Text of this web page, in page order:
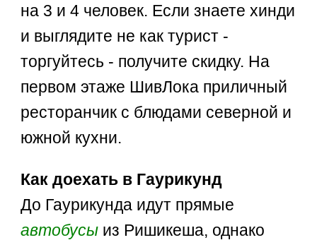
на 3 и 4 человек. Если знаете хинди
и выглядите не как турист -
торгуйтесь - получите скидку. На
первом этаже ШивЛока приличный
ресторанчик с блюдами северной и
южной кухни.
Как доехать в Гаурикунд
До Гаурикунда идут прямые
автобусы из Ришикеша, однако